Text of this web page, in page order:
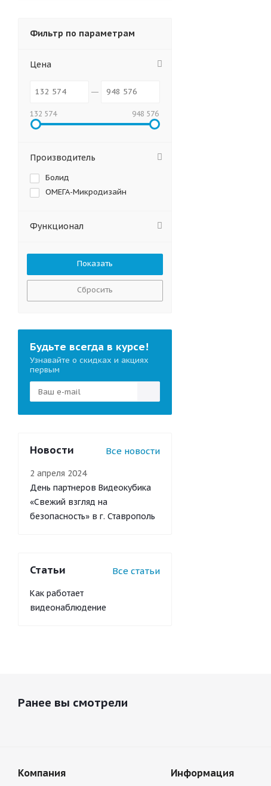
Фильтр по параметрам
Цена
132 574 948 576
Производитель
Болид
ОМЕГА-Микродизайн
Функционал
Сбросить
Будьте всегда в курсе!
Узнавайте о скидках и акциях
первым
Новости Все новости
2 апреля 2024
День партнеров Видеокубика
«Свежий взгляд на
безопасность» в г. Ставрополь
Статьи Все статьи
Как работает
видеонаблюдение
Ранее вы смотрели
Компания Информация